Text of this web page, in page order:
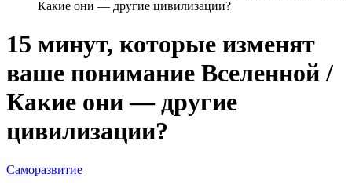
Какие они — другие цивилизации?
15 минут, которые изменят
ваше понимание Вселенной /
Какие они — другие
цивилизации?
Саморазвитие